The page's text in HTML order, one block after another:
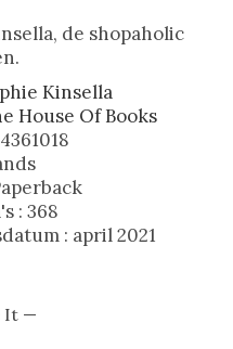
de shopaholic
Kinsella
House Of Books
: 368
: april 2021
It —